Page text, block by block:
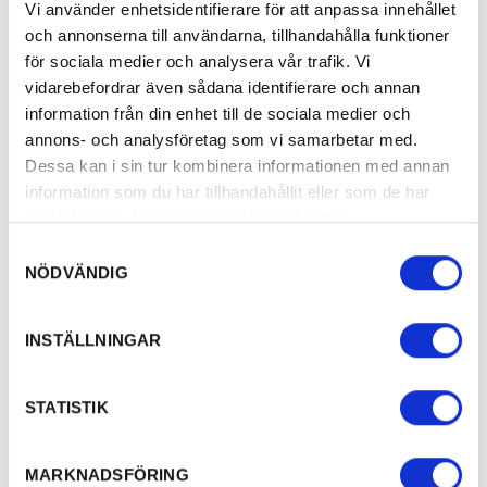
Vi använder enhetsidentifierare för att anpassa innehållet
och annonserna till användarna, tillhandahålla funktioner
för sociala medier och analysera vår trafik. Vi
vidarebefordrar även sådana identifierare och annan
information från din enhet till de sociala medier och
annons- och analysföretag som vi samarbetar med.
Dessa kan i sin tur kombinera informationen med annan
information som du har tillhandahållit eller som de har
samlat in när du har använt deras tjänster.
NÖDVÄNDIG
INSTÄLLNINGAR
STATISTIK
MARKNADSFÖRING
Herrgård.
Relaterade produkter